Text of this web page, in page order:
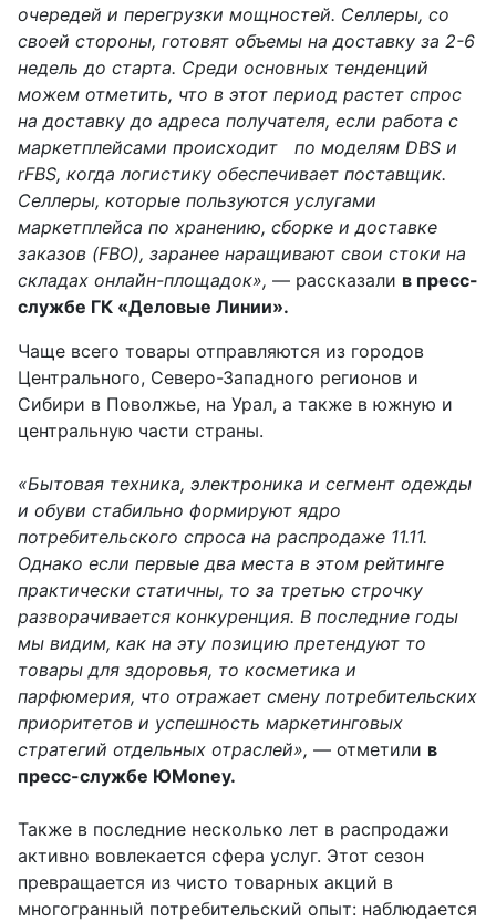
очередей и перегрузки мощностей. Селлеры, со
своей стороны, готовят объемы на доставку за 2-6
недель до старта. Среди основных тенденций
можем отметить, что в этот период растет спрос
на доставку до адреса получателя, если работа с
маркетплейсами происходит по моделям DBS и
rFBS, когда логистику обеспечивает поставщик.
Селлеры, которые пользуются услугами
маркетплейса по хранению, сборке и доставке
заказов (FBO), заранее наращивают свои стоки на
складах онлайн-площадок», — рассказали в пресс-
службе ГК «Деловые Линии».
Чаще всего товары отправляются из городов
Центрального, Северо-Западного регионов и
Сибири в Поволжье, на Урал, а также в южную и
центральную части страны.
«Бытовая техника, электроника и сегмент одежды
и обуви стабильно формируют ядро
потребительского спроса на распродаже 11.11.
Однако если первые два места в этом рейтинге
практически статичны, то за третью строчку
разворачивается конкуренция. В последние годы
мы видим, как на эту позицию претендуют то
товары для здоровья, то косметика и
парфюмерия, что отражает смену потребительских
приоритетов и успешность маркетинговых
стратегий отдельных отраслей», — отметили в
пресс-службе ЮMoney.
Также в последние несколько лет в распродажи
активно вовлекается сфера услуг. Этот сезон
превращается из чисто товарных акций в
многогранный потребительский опыт: наблюдается